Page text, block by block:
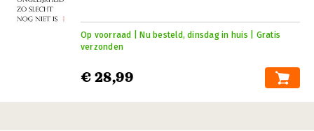
Op voorraad | Nu besteld, dinsdag in huis | Gratis
verzonden
€ 28,99